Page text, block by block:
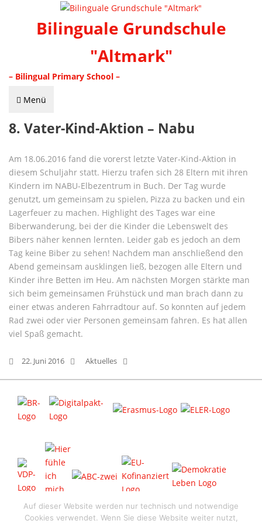
Bilinguale Grundschule
"Altmark"
– Bilingual Primary School –
Menü
8. Vater-Kind-Aktion – Nabu
Am 18.06.2016 fand die vorerst letzte Vater-Kind-Aktion in
diesem Schuljahr statt. Hierzu trafen sich 28 Eltern mit ihren
Kindern im NABU-Elbezentrum in Buch. Der Tag wurde
genutzt, um gemeinsam zu spielen, Pizza zu backen und ein
Lagerfeuer zu machen. Highlight des Tages war eine
Biberwanderung, bei der die Kinder die Lebenswelt des
Bibers näher kennen lernten. Leider gab es jedoch an dem
Tag keine Biber zu sehen! Nachdem man anschließend den
Abend gemeinsam ausklingen ließ, bezogen alle Eltern und
Kinder ihre Betten im Heu. Am nächsten Morgen stärkte man
sich beim gemeinsamen Frühstück und man brach dann zu
einer etwas anderen Fahrradtour auf. So konnten auf jedem
Rad zwei oder vier Personen gemeinsam fahren. Es hat allen
viel Spaß gemacht.
22. Juni 2016 Aktuelles
Auf dieser Website werden nur technisch und notwendige
Cookies verwendet. Wenn Sie diese Website weiter nutzt,